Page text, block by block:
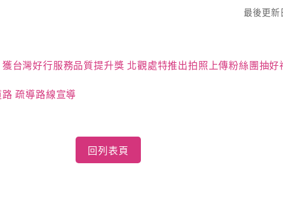
最後更新
獲台灣好行服務品質提升獎 北觀處特推出拍照上傳粉絲團抽好
疏導路線宣導
回列表頁